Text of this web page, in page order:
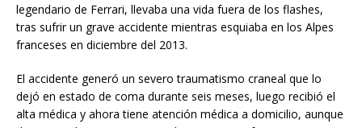
legendario de Ferrari, llevaba una vida fuera de los flashes,
tras sufrir un grave accidente mientras esquiaba en los Alpes
franceses en diciembre del 2013.
El accidente generó un severo traumatismo craneal que lo
dejó en estado de coma durante seis meses, luego recibió el
alta médica y ahora tiene atención médica a domicilio, aunque